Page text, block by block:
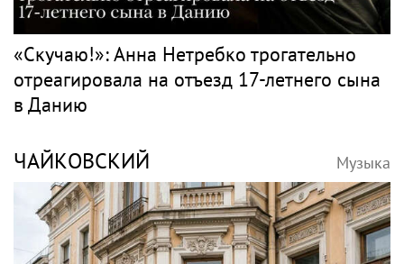
«Скучаю!»: Анна Нетребко трогательно
отреагировала на отъезд 17-летнего сына
в Данию
ЧАЙКОВСКИЙ Музыка